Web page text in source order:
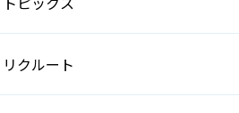
リクルート